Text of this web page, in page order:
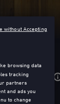
browsing data
tracking
partners
and ads you
to change
without Accepting